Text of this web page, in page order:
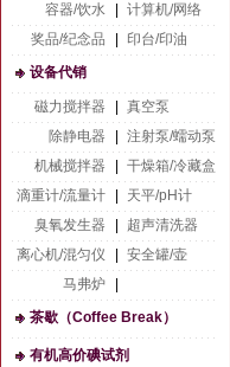
容器/饮水
计算机/网络
奖品/纪念品
印台/印油
设备代销
磁力搅拌器
真空泵
除静电器
注射泵/蠕动泵
机械搅拌器
干燥箱/冷藏盒
滴重计/流量计
天平/pH计
臭氧发生器
超声清洗器
离心机/混匀仪
安全罐/壶
马弗炉
茶歇（Coffee Break）
有机高价碘试剂